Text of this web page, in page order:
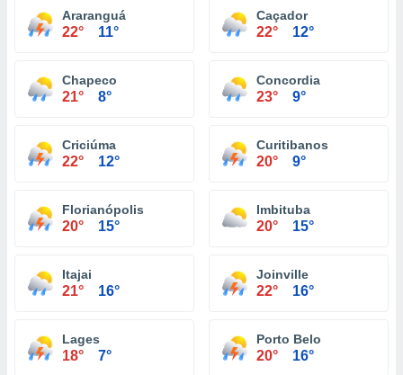
Araranguá
22° 11°
Caçador
22° 12°
Chapeco
21° 8°
Concordia
23° 9°
Criciúma
22° 12°
Curitibanos
20° 9°
Florianópolis
20° 15°
Imbituba
20° 15°
Itajai
21° 16°
Joinville
22° 16°
Lages
18° 7°
Porto Belo
20° 16°